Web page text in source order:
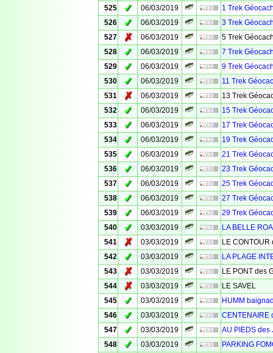
525
✓ 06/03/2019
1 Trek
526
✓ 06/03/2019
3 Trek
527
✗ 06/03/2019
5 Trek
528
✓ 06/03/2019
7 Trek
529
✓ 06/03/2019
9 Trek
530
✓ 06/03/2019
11 Trek
531
✗ 06/03/2019
13 Trek
532
✓ 06/03/2019
15 Trek
533
✓ 06/03/2019
17 Trek
534
✓ 06/03/2019
19 Trek
535
✓ 06/03/2019
21 Trek
536
✓ 06/03/2019
23 Trek
537
✓ 06/03/2019
25 Trek
538
✓ 06/03/2019
27 Trek
539
✓ 06/03/2019
29 Trek
540
✓ 03/03/2019
LA BELLE
541
✗ 03/03/2019
LE
542
✓ 03/03/2019
LA PLAGE
543
✗ 03/03/2019
LE PONT des
544
✗ 03/03/2019
LE SAVEL
545
✓ 03/03/2019
HUMM
546
✓ 03/03/2019
CENTENAIRE
547
✓ 03/03/2019
AU PIEDS des
548
✓ 03/03/2019
PARKING